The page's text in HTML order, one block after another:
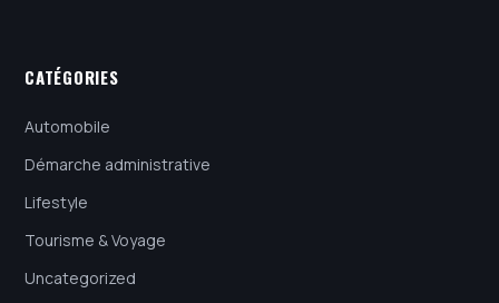
CATÉGORIES
Automobile
Démarche administrative
Lifestyle
Tourisme & Voyage
Uncategorized